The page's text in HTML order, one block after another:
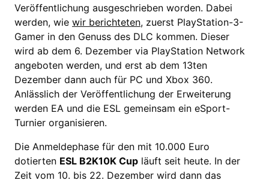
Veröffentlichung ausgeschrieben worden. Dabei
werden, wie wir berichteten, zuerst PlayStation-3-
Gamer in den Genuss des DLC kommen. Dieser
wird ab dem 6. Dezember via PlayStation Network
angeboten werden, und erst ab dem 13ten
Dezember dann auch für PC und Xbox 360.
Anlässlich der Veröffentlichung der Erweiterung
werden EA und die ESL gemeinsam ein eSport-
Turnier organisieren.
Die Anmeldephase für den mit 10.000 Euro
dotierten ESL B2K10K Cup läuft seit heute. In der
Zeit vom 10. bis 22. Dezember wird dann das